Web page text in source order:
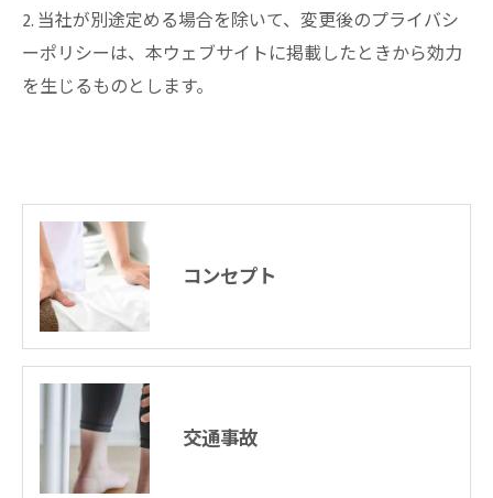
2. 当社が別途定める場合を除いて、変更後のプライバシ
ーポリシーは、本ウェブサイトに掲載したときから効力
を生じるものとします。
コンセプト
交通事故